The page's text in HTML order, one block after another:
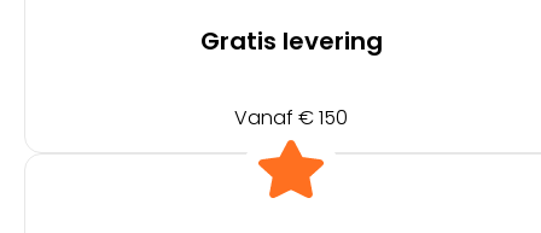
Gratis levering
Vanaf € 150